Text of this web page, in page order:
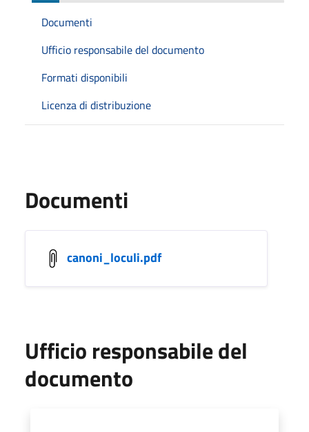
Documenti
Ufficio responsabile del documento
Formati disponibili
Licenza di distribuzione
Documenti
canoni_loculi.pdf
Ufficio responsabile del
documento